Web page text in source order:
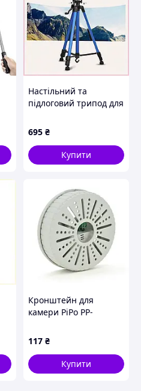
Настільний та
підлоговий трипод для
23P41K54
695 ₴
Купити
Кронштейн для
камери PiPo PP-
харчування DC 12V 2A,
кріплення до стелі,
білий, пластик
117 ₴
Купити